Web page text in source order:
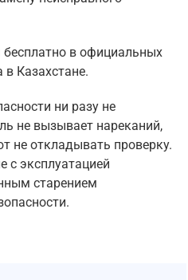
в официальных
в Казахстане.
ни разу не
не вызывает нареканий,
не откладывать проверку.
с эксплуатацией
старением